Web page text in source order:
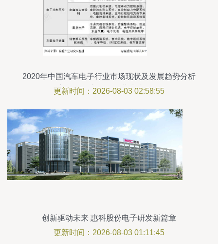
2020年中国汽车电子行业市场现状及发展趋势分析
新能源汽车驱动行业快速前行
更新时间：2026-08-03 02:58:55
创新驱动未来 惠科股份电子研发新篇章
更新时间：2026-08-03 01:11:45